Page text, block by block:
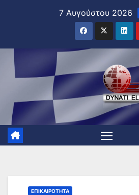
7 Αυγούστου 2026
ΕΠΙΚΑΙΡΌΤΗΤΑ